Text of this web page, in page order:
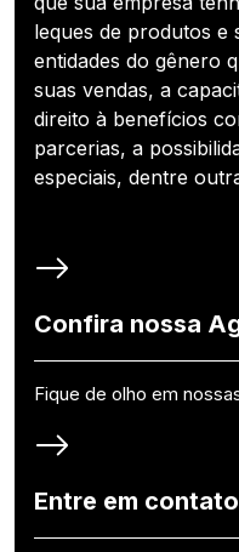
leques de produtos e
entidades do gênero
suas vendas, a
direito à benefícios
parcerias, a
especiais, dentre
Confira nossa
Fique de olho em
Entre em contato